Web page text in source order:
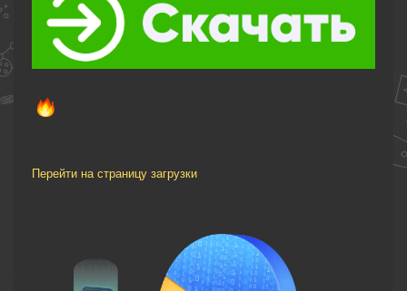
Перейти на страницу загрузки